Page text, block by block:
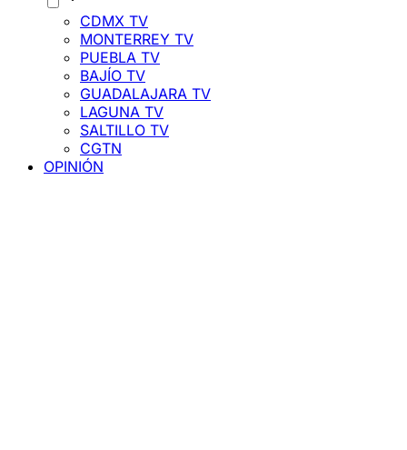
CDMX TV
MONTERREY TV
PUEBLA TV
BAJÍO TV
GUADALAJARA TV
LAGUNA TV
SALTILLO TV
CGTN
OPINIÓN